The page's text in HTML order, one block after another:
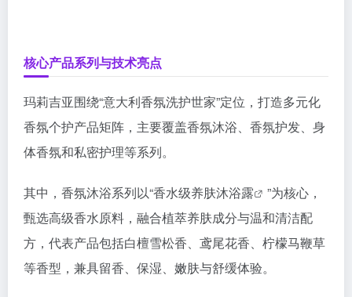
核心产品系列与技术亮点
玛莉吉亚围绕“意大利香氛洗护世家”定位，打造多元化
香氛个护产品矩阵，主要覆盖香氛沐浴、香氛护发、身
体香氛和私密护理等系列。
其中，香氛沐浴系列以“香水级养肤沐浴露
”为核心，
甄选高级香水原料，融合植萃养肤成分与温和清洁配
方，代表产品包括白檀雪松香、鸢尾花香、柠檬马鞭草
等香型，兼具留香、保湿、嫩肤与舒缓体验。